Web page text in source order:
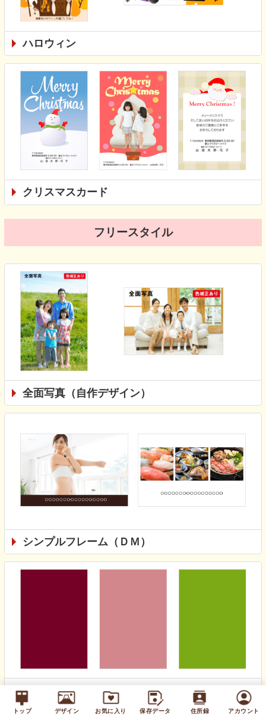
トップ デザイン お気に入り 保存データ 住所録 アカウント
ハロウィン
クリスマスカード
フリースタイル
全面写真（自作デザイン）
シンプルフレーム（ＤＭ）
無地カラー（通年）